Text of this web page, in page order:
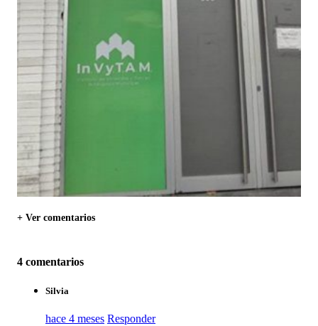
+ Ver comentarios
4 comentarios
Silvia
hace 4 meses Responder